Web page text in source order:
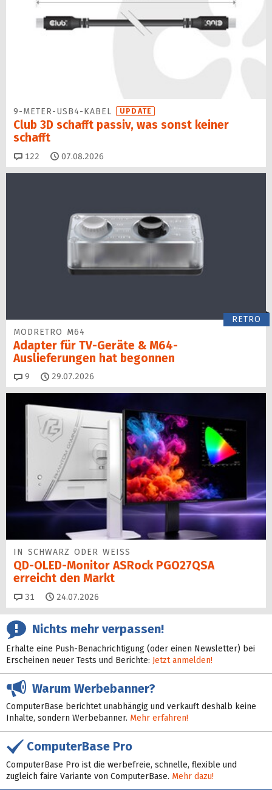
9-METER-USB4-KABEL UPDATE
Club 3D schafft passiv, was sonst keiner
schafft
122 Kommentare
07.08.2026
RETRO
MODRETRO M64
Adapter für TV-Geräte & M64-
Auslieferungen hat begon­nen
9 Kommentare
29.07.2026
IN SCHWARZ ODER WEISS
QD-OLED-Monitor ASRock PGO27QSA
erreicht den Markt
31 Kommentare
24.07.2026
Nichts mehr verpassen!
Erhalte eine Push-Benachrichtigung (oder einen Newsletter) bei
Erscheinen neuer Tests und Berichte: Jetzt anmelden!
Warum Werbebanner?
ComputerBase berichtet unabhängig und verkauft deshalb keine
Inhalte, sondern Werbebanner. Mehr erfahren!
ComputerBase Pro
ComputerBase Pro ist die werbefreie, schnelle, flexible und
zugleich faire Variante von ComputerBase. Mehr dazu!